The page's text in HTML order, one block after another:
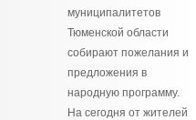
муниципалитетов
Тюменской области
собирают пожелания и
предложения в
народную программу.
На сегодня от жителей